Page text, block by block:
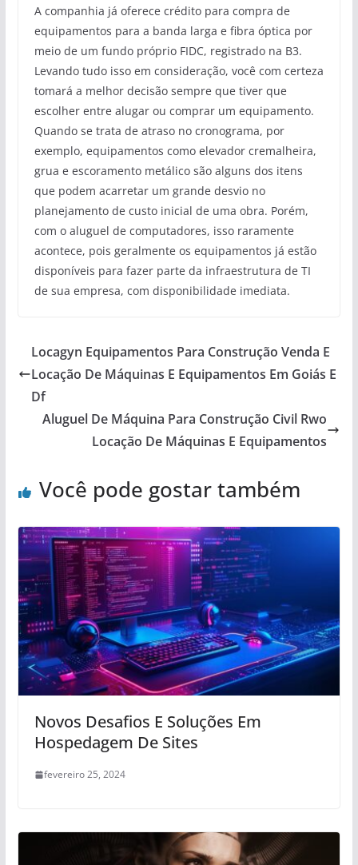
A companhia já oferece crédito para compra de
equipamentos para a banda larga e fibra óptica por
meio de um fundo próprio FIDC, registrado na B3.
Levando tudo isso em consideração, você com certeza
tomará a melhor decisão sempre que tiver que
escolher entre alugar ou comprar um equipamento.
Quando se trata de atraso no cronograma, por
exemplo, equipamentos como elevador cremalheira,
grua e escoramento metálico são alguns dos itens
que podem acarretar um grande desvio no
planejamento de custo inicial de uma obra. Porém,
com o aluguel de computadores, isso raramente
acontece, pois geralmente os equipamentos já estão
disponíveis para fazer parte da infraestrutura de TI
de sua empresa, com disponibilidade imediata.
Locagyn Equipamentos Para Construção Venda E
Locação De Máquinas E Equipamentos Em Goiás E
Df
Aluguel De Máquina Para Construção Civil Rwo
Locação De Máquinas E Equipamentos
Você pode gostar também
Novos Desafios E Soluções Em
Hospedagem De Sites
fevereiro 25, 2024